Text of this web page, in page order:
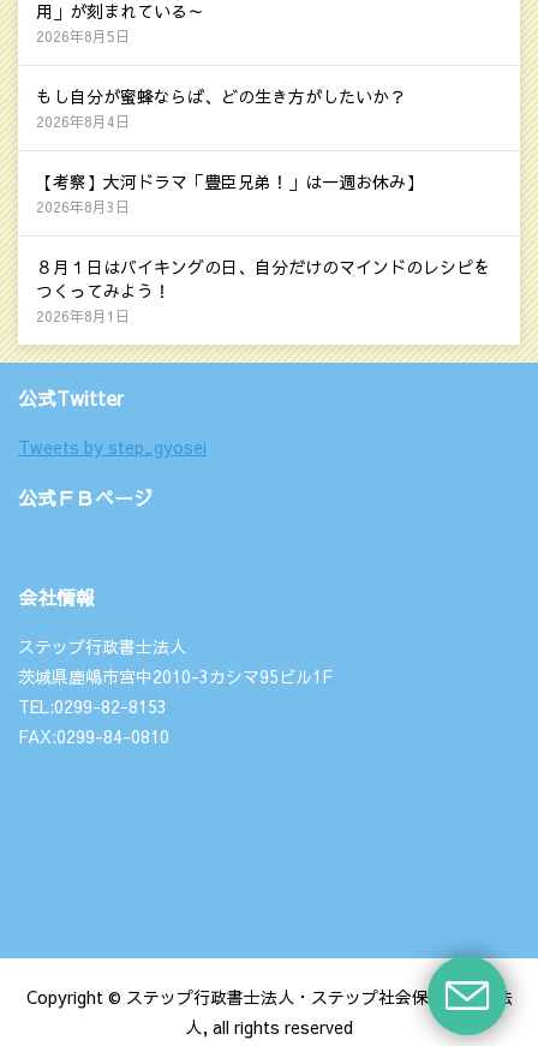
用」が刻まれている～
2026年8月5日
もし自分が蜜蜂ならば、どの生き方がしたいか？
2026年8月4日
【考察】大河ドラマ「豊臣兄弟！」は一週お休み】
2026年8月3日
８月１日はバイキングの日、自分だけのマインドのレシピを
つくってみよう！
2026年8月1日
公式Twitter
Tweets by step_gyosei
公式ＦＢページ
会社情報
ステップ行政書士法人
茨城県鹿嶋市宮中2010-3カシマ95ビル1F
TEL:0299-82-8153
FAX:0299-84-0810
Copyright © ステップ行政書士法人・ステップ社会保険労務士法
人, all rights reserved